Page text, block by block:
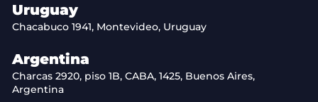
Uruguay
Chacabuco 1941, Montevideo, Uruguay
Argentina
Charcas 2920, piso 1B, CABA, 1425, Buenos Aires,
Argentina